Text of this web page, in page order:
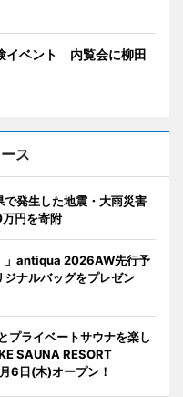
イベント 内覧会に柳田
ス
発生した地震・大雨災害
円を寄附
」antiqua 2026AW先行予
ナルバッグをプレゼン
プライベートサウナを楽し
SAUNA RESORT
6日(木)オープン！